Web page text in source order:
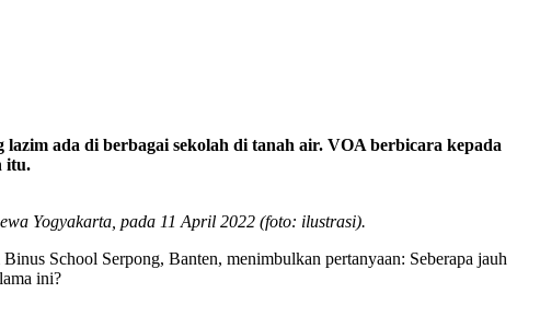
ada di berbagai sekolah di tanah air. VOA berbicara kepada
itu.
Yogyakarta, pada 11 April 2022 (foto: ilustrasi).
School Serpong, Banten, menimbulkan pertanyaan: Seberapa jauh
ini?